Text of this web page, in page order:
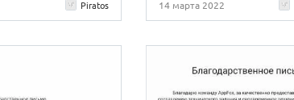
Piratos 14 марта 2022